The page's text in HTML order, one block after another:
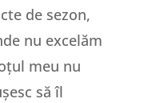
de sezon,
nu excelăm
meu nu
să îl